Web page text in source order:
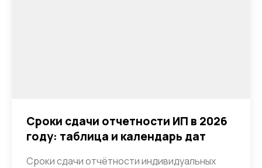
Сроки сдачи отчетности ИП в 2026
году: таблица и календарь дат
Сроки сдачи отчётности индивидуальных